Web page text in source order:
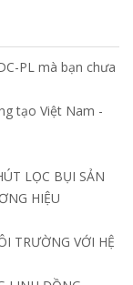
cách phân
PL mà bạn chưa
tạo Việt Nam -
LỌC BỤI SẢN
HIỆU
TRƯỜNG VỚI HỆ